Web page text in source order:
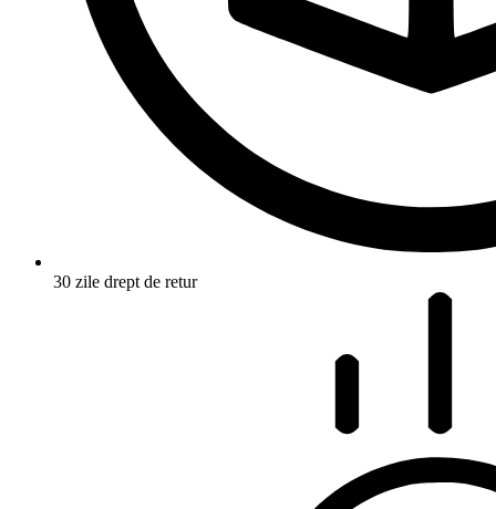
30 zile drept de retur